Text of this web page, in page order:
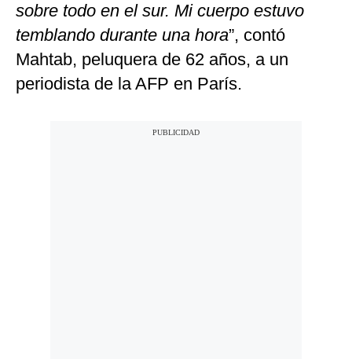
sobre todo en el sur. Mi cuerpo estuvo
temblando durante una hora”, contó
Mahtab, peluquera de 62 años, a un
periodista de la AFP en París.